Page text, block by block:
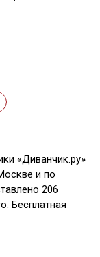
«Диванчик.ру»
и по
206
Бесплатная